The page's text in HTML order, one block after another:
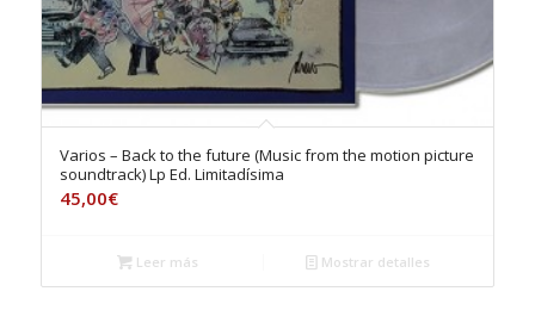
Varios – Back to the future (Music from the motion picture
soundtrack) Lp Ed. Limitadísima
45,00€
Leer más Mostrar detalles